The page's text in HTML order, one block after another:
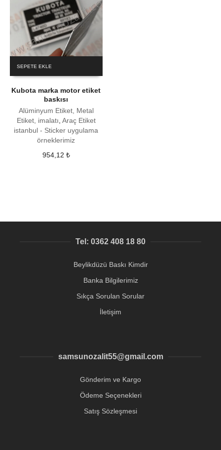
SEPETE EKLE
Kubota marka motor etiket
baskısı
Alüminyum Etiket, Metal
Etiket, imalatı Araç Etiket
istanbul - Sticker uygulama
örneklerimiz
954,12 ₺
Tel: 0362 408 18 80
Beylikdüzü Baskı Kimdir
Banka Bilgilerimiz
Sıkça Sorulan Sorular
İletişim
samsunozalit55@gmail.com
Gönderim ve Kargo
Ödeme Seçenekleri
Satış Sözleşmesi